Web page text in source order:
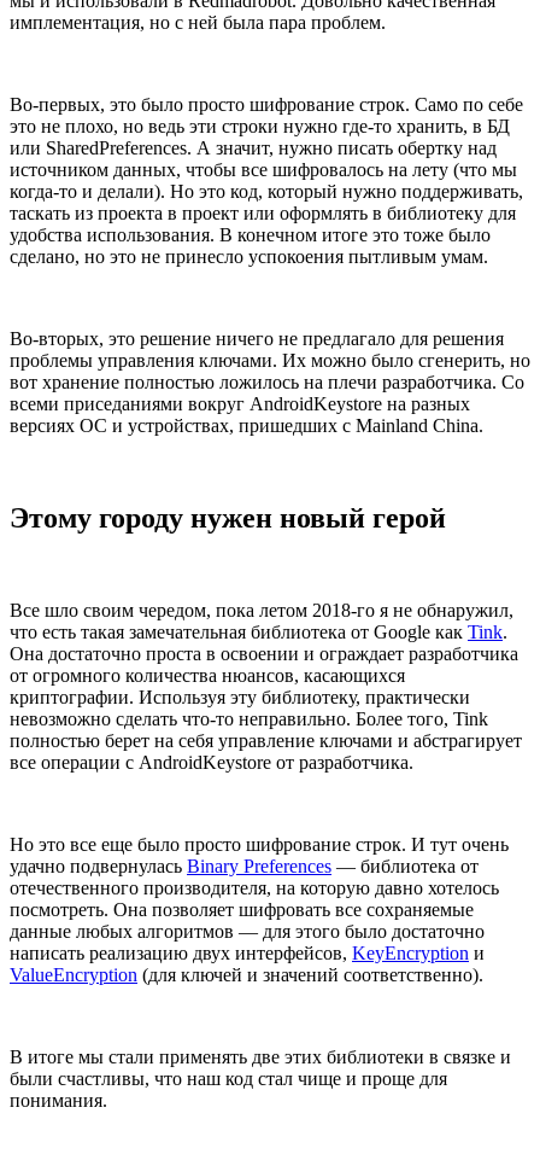
имплементация, но с ней была пара проблем.
Во-первых, это было просто шифрование строк. Само по себе
это не плохо, но ведь эти строки нужно где-то хранить, в БД
или SharedPreferences. А значит, нужно писать обертку над
источником данных, чтобы все шифровалось на лету (что мы
когда-то и делали). Но это код, который нужно поддерживать,
таскать из проекта в проект или оформлять в библиотеку для
удобства использования. В конечном итоге это тоже было
сделано, но это не принесло успокоения пытливым умам.
Во-вторых, это решение ничего не предлагало для решения
проблемы управления ключами. Их можно было сгенерить, но
вот хранение полностью ложилось на плечи разработчика. Со
всеми приседаниями вокруг AndroidKeystore на разных
версиях ОС и устройствах, пришедших с Mainland China.
Этому городу нужен новый герой
Все шло своим чередом, пока летом 2018-го я не обнаружил,
что есть такая замечательная библиотека от Google как Tink.
Она достаточно проста в освоении и ограждает разработчика
от огромного количества нюансов, касающихся
криптографии. Используя эту библиотеку, практически
невозможно сделать что-то неправильно. Более того, Tink
полностью берет на себя управление ключами и абстрагирует
все операции с AndroidKeystore от разработчика.
Но это все еще было просто шифрование строк. И тут очень
удачно подвернулась Binary Preferences — библиотека от
отечественного производителя, на которую давно хотелось
посмотреть. Она позволяет шифровать все сохраняемые
данные любых алгоритмов — для этого было достаточно
написать реализацию двух интерфейсов, KeyEncryption и
ValueEncryption (для ключей и значений соответственно).
В итоге мы стали применять две этих библиотеки в связке и
были счастливы, что наш код стал чище и проще для
понимания.